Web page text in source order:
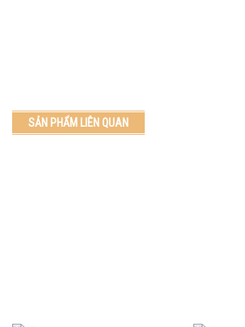
SẢN PHẨM LIÊN QUAN